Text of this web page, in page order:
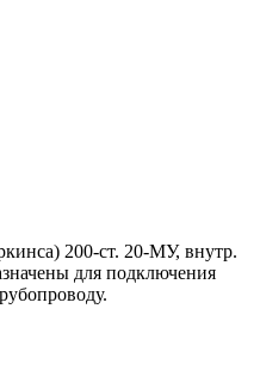
200-ст. 20-МУ, внутр.
для подключения